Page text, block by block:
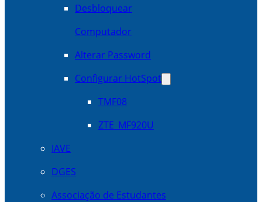
Desbloquear
Computador
Alterar Password
Configurar HotSpot
TMF08
ZTE_MF920U
IAVE
DGES
Associação de Estudantes